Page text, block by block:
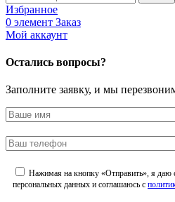
Избранное
0 элемент Заказ
Мой аккаунт
Остались вопросы?
Заполните заявку, и мы
Нажимая на кнопку «Отправить», я даю
персональных данных и соглашаюсь с